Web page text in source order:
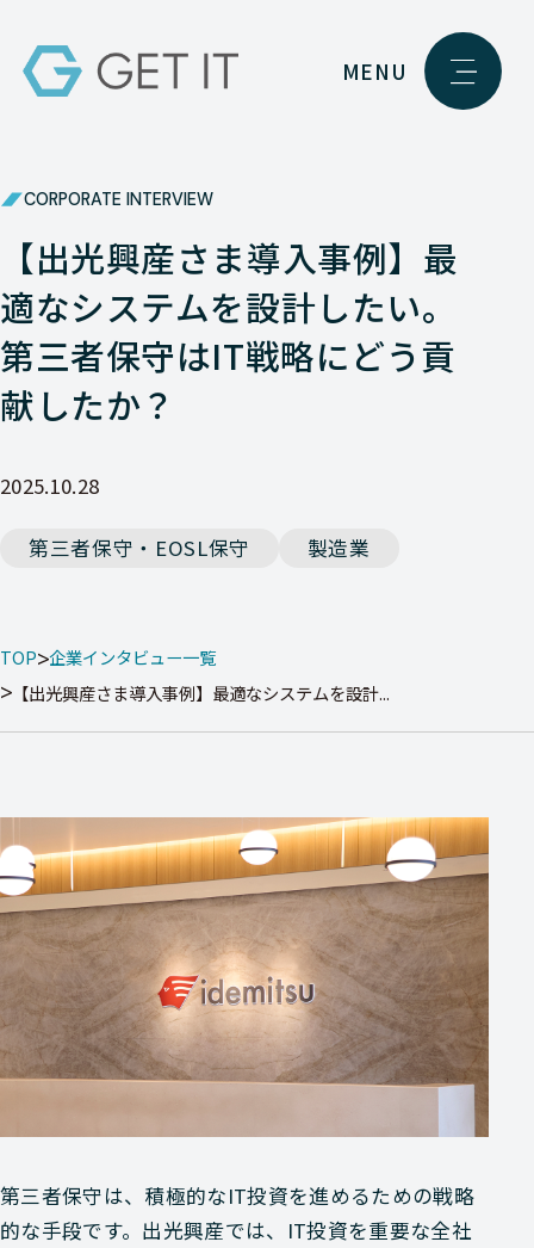
MENU
CORPORATE INTERVIEW
【出光興産さま導入事例】最
適なシステムを設計したい。
第三者保守はIT戦略にどう貢
献したか？
2025.10.28
第三者保守・EOSL保守 製造業
TOP 企業インタビュー一覧
【出光興産さま導入事例】最適なシステムを設計...
第三者保守は、積極的なIT投資を進めるための戦略
的な手段です。出光興産では、IT投資を重要な全社